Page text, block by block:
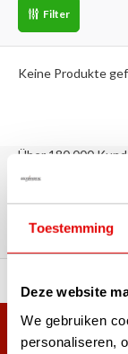
Toestemming
Deze website
We gebruiken
personaliseren,
Filter
Keine Produkte
Über 180.000
Kunden
Mehr als